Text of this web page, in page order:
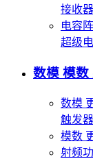
接收器
电容
超级
数模 模数
数模
触发器
模数
射频